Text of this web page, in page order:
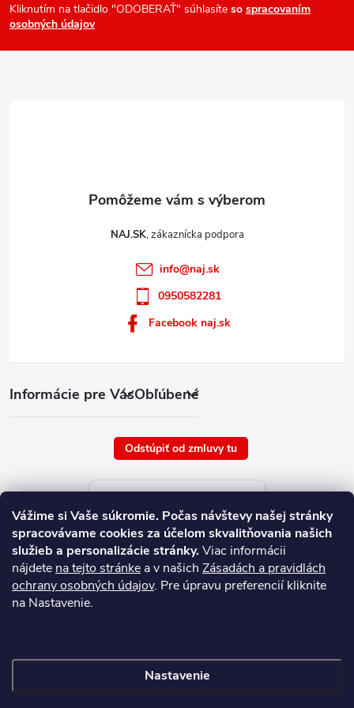
Vážime si Vaše súkromie. Počas návštevy našej stránky
spracovávame cookies za účelom skvalitňovania našich
služieb a personalizácie stránky.Viac informácii
nájdete na tejto stránke a v našich Zásadách a pravidlách
ochrany osobných údajov. Pre úpravu preferencií kliknite
na Nastavenie.
Nastavenie
i
Kliknutím na tlačidlo "ODOBERAŤ" súhlasíte so spracovaním
osobných údajov
Informácie pre VásObľúbené
NAJ.SK
info@naj.sk
0950582281
Facebook naj.sk
Odstúpiť od zmluvy tu
Aktuálne ceny tovaru
platné od : 6/8/2026